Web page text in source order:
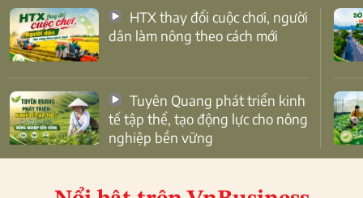
dân làm nông theo cách mới
tế tập thể, tạo động lực cho nông
nghiệp bền vững